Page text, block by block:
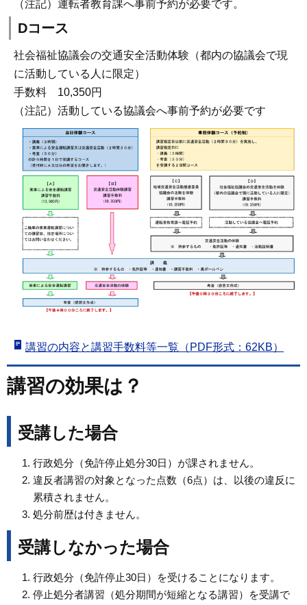
（注記）運転者教育課へ事前予約が必要です。
Dコース
社会福祉協議会の交通安全活動体験（都内の協議会で現
に活動している人に限定）
手数料 10,350円
（注記）活動している協議会へ事前予約が必要です
講習の内容と講習手数料等一覧（PDF形式：62KB）
講習の効果は？
受講した場合
行政処分（免許停止処分30日）が課されません。
違反者講習の対象となった点数（6点）は、以後の違反に
累積されません。
処分前歴は付きません。
受講しなかった場合
行政処分（免許停止30日）を受けることになります。
停止処分者講習（処分期間が短縮となる講習）を受講で